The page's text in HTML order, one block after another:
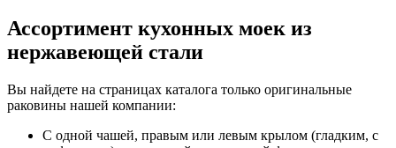
Ассортимент кухонных моек из
нержавеющей стали
Вы найдете на страницах каталога только оригинальные
раковины нашей компании:
С одной чашей, правым или левым крылом (гладким, с